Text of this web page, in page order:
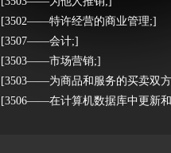
[3502——特许经营的商业管理;]
[3507——会计;]
[3503——市场营销;]
[3503——为商品和服务的买卖双
[3506——在计算机数据库中更新